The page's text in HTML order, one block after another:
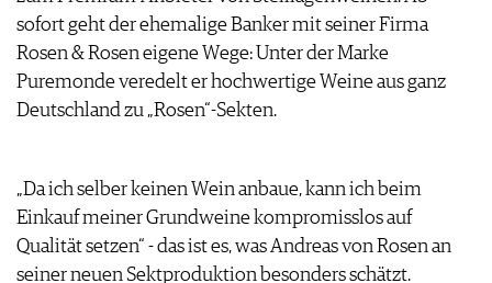
VORTEILSWELT
ARCHIV
ANMELDEN
VORTEILSWELT
TRINKREIFETABELLE
ABO
sofort geht der ehemalige Banker mit seiner Firma
Rosen & Rosen eigene Wege: Unter der Marke
Puremonde veredelt er hochwertige Weine aus ganz
Deutschland zu „Rosen“-Sekten.
„Da ich selber keinen Wein anbaue, kann ich beim
Einkauf meiner Grundweine kompromisslos auf
Qualität setzen“ - das ist es, was Andreas von Rosen an
seiner neuen Sektproduktion besonders schätzt.